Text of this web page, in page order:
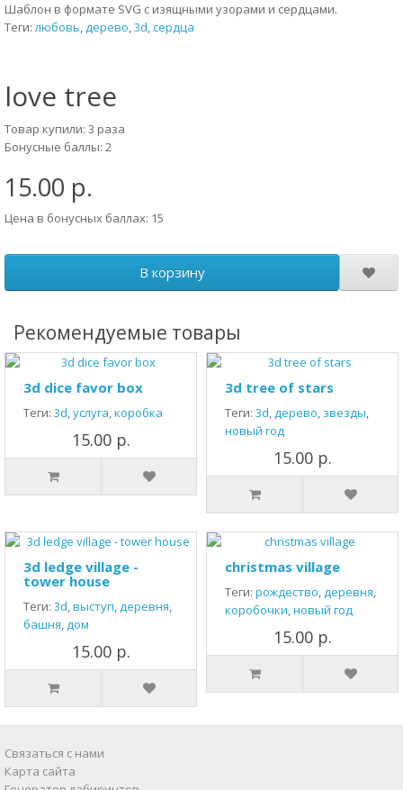
Шаблон в формате SVG с изящными узорами и сердцами.
Теги:любовь,дерево,3d,сердца
love tree
Товар купили: 3 раза
Бонусные баллы: 2
15.00 р.
Цена в бонусных баллах: 15
В корзину
Рекомендуемые товары
3d dice favor box
Теги: 3d,услуга,коробка
15.00 р.
3d tree of stars
Теги: 3d,дерево, звезды,
новый год
15.00 р.
3d ledge village -
tower house
Теги: 3d,выступ,деревня,
башня,дом
15.00 р.
christmas village
Теги: рождество,деревня,
коробочки,новый год
15.00 р.
Связаться с нами
Карта сайта